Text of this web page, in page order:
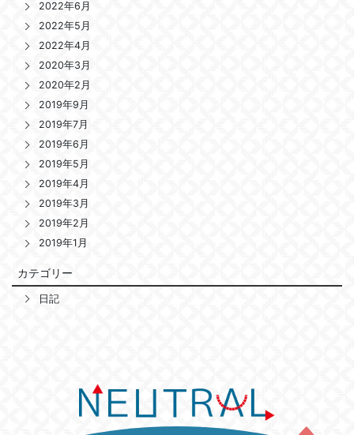
2022年6月
2022年5月
2022年4月
2020年3月
2020年2月
2019年9月
2019年7月
2019年6月
2019年5月
2019年4月
2019年3月
2019年2月
2019年1月
カテゴリー
日記